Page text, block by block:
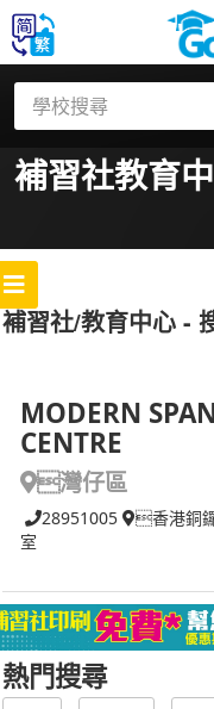
補習社教育
補習社/教育中心 -
MODERN
CENTRE
灣仔區
28951005
香港銅
室
熱門搜尋